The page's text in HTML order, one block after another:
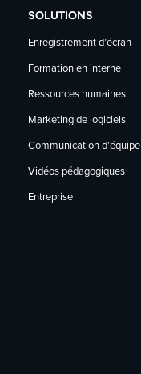
SOLUTIONS
Enregistrement d’écran
Formation en interne
Ressources humaines
Marketing de logiciels
Communication d’équipe
Vidéos pédagogiques
Entreprise